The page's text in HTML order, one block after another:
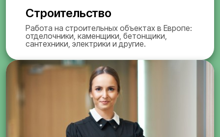
Строительство
Работа на строительных объектах в Европе:
отделочники, каменщики, бетонщики,
сантехники, электрики и другие.